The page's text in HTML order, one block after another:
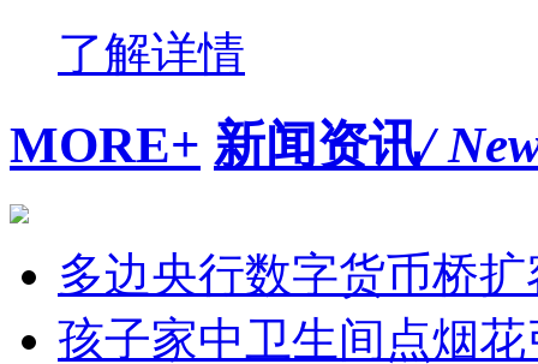
了解详情
MORE+ 新闻资讯/
多边央行数字货币桥扩
孩子家中卫生间点烟花